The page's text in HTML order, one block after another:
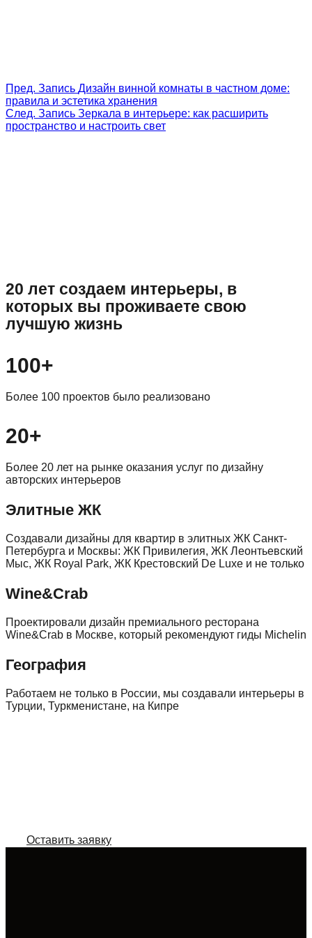
Пред. Запись Дизайн винной комнаты в частном доме:
правила и эстетика хранения
След. Запись Зеркала в интерьере: как расширить
пространство и настроить свет
20 лет создаем интерьеры, в
которых вы проживаете свою
лучшую жизнь
100+
Более 100 проектов было реализовано
20+
Более 20 лет на рынке оказания услуг по дизайну
авторских интерьеров
Элитные ЖК
Создавали дизайны для квартир в элитных ЖК Санкт-
Петербурга и Москвы: ЖК Привилегия, ЖК Леонтьевский
Мыс, ЖК Royal Park, ЖК Крестовский De Luxe и не только
Wine&Crab
Проектировали дизайн премиального ресторана
Wine&Crab в Москве, который рекомендуют гиды Michelin
География
Работаем не только в России, мы создавали интерьеры в
Турции, Туркменистане, на Кипре
Оставить заявку